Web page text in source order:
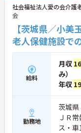
社会福祉法人愛の会介護
会
【茨城県／小
老人保健施設で
給料
月収
み）
年収
勤務地
茨城県
ＪＲ
ス・